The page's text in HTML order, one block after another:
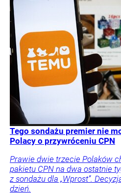
Tego sondażu premier nie
Polacy o przywróceniu CPN
Prawie dwie trzecie Polaków
pakietu CPN na dwa ostatnie
z sondażu dla „Wprost”.
dzień.